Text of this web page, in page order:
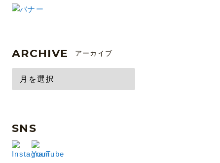
ARCHIVE アーカイブ
SNS